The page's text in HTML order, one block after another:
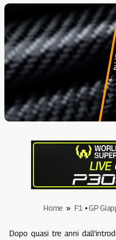
Home » F1•GP
Dopo quasi tre anni